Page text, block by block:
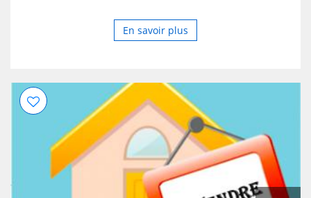
trois trois quatre quatre deux .
En savoir plus